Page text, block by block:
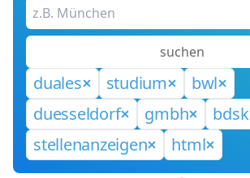
suchen
duales studium
bwl
duesseldorf
gmbh
bdsk
stellenanzeigen
html